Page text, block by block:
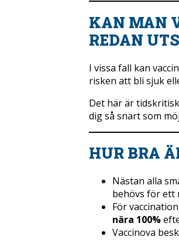
KAN MAN
REDAN
I vissa fall kan
risken att bli sjuk
Det här är
dig så snart som
HUR BRA
Nästan alla
behövs för ett
För
nära 100%
Vaccinova